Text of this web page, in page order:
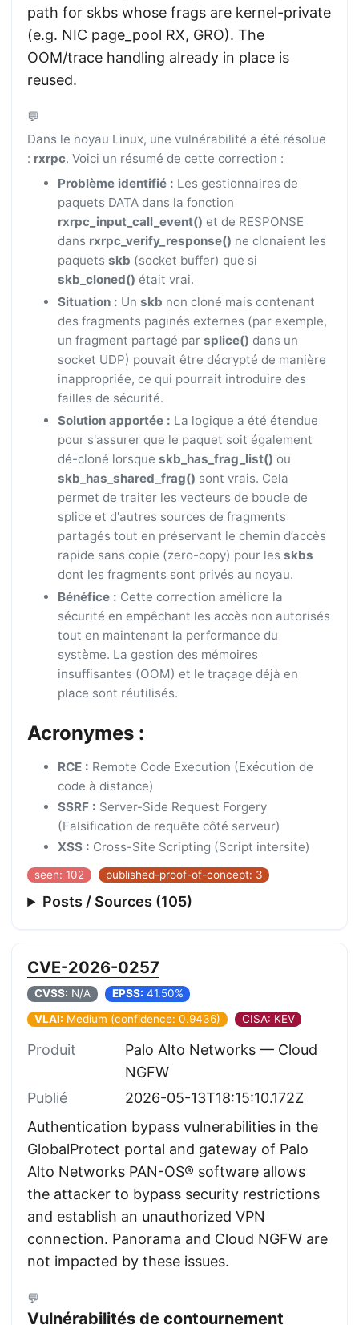
path for skbs whose frags are kernel-private
(e.g. NIC page_pool RX, GRO). The
OOM/trace handling already in place is
reused.
💬
Dans le noyau Linux, une vulnérabilité a été résolue
: rxrpc. Voici un résumé de cette correction :
Problème identifié : Les gestionnaires de
paquets DATA dans la fonction
rxrpc_input_call_event() et de RESPONSE
dans rxrpc_verify_response() ne clonaient les
paquets skb (socket buffer) que si
skb_cloned() était vrai.
Situation : Un skb non cloné mais contenant
des fragments paginés externes (par exemple,
un fragment partagé par splice() dans un
socket UDP) pouvait être décrypté de manière
inappropriée, ce qui pourrait introduire des
failles de sécurité.
Solution apportée : La logique a été étendue
pour s'assurer que le paquet soit également
dé-cloné lorsque skb_has_frag_list() ou
skb_has_shared_frag() sont vrais. Cela
permet de traiter les vecteurs de boucle de
splice et d'autres sources de fragments
partagés tout en préservant le chemin d’accès
rapide sans copie (zero-copy) pour les skbs
dont les fragments sont privés au noyau.
Bénéfice : Cette correction améliore la
sécurité en empêchant les accès non autorisés
tout en maintenant la performance du
système. La gestion des mémoires
insuffisantes (OOM) et le traçage déjà en
place sont réutilisés.
Acronymes :
RCE : Remote Code Execution (Exécution de
code à distance)
SSRF : Server-Side Request Forgery
(Falsification de requête côté serveur)
XSS : Cross-Site Scripting (Script intersite)
seen: 102 published-proof-of-concept: 3
Posts / Sources (105)
CVE-2026-0257
CVSS: N/A EPSS: 41.50%
VLAI: Medium (confidence: 0.9436) CISA: KEV
Produit
Palo Alto Networks — Cloud
NGFW
Publié
2026-05-13T18:15:10.172Z
Authentication bypass vulnerabilities in the
GlobalProtect portal and gateway of Palo
Alto Networks PAN-OS® software allows
the attacker to bypass security restrictions
and establish an unauthorized VPN
connection. Panorama and Cloud NGFW are
not impacted by these issues.
💬
Vulnérabilités de contournement